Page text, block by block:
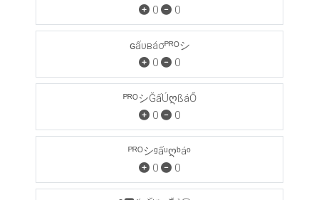
0
0
ɢấυвáσᴾᴿᴼシ
0
0
ᴾᴿᴼシĞấÚღßáŐ
0
0
ᴾᴿᴼシᵍấᵘღᵇáᵒ
0
0